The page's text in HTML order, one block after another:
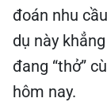
đoán nhu
dụ này
đang “thở”
hôm nay.